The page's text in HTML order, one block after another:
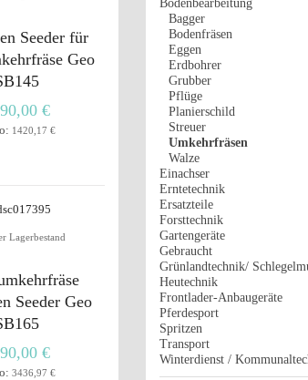
Seeder für
Geo
€
1420,17 €
Lagerbestand
Seeder Geo
€
3436,97 €
Bodenbearbeitung
Bagger
Bodenfräsen
Eggen
Erdbohrer
Grubber
Pflüge
Planierschild
Streuer
Umkehrfräsen
Walze
Einachser
Erntetechnik
Ersatzteile
Forsttechnik
Gartengeräte
Gebraucht
Grünlandtechnik/
Heutechnik
Frontlader-Anbaugeräte
Pferdesport
Spritzen
Transport
Winterdienst /